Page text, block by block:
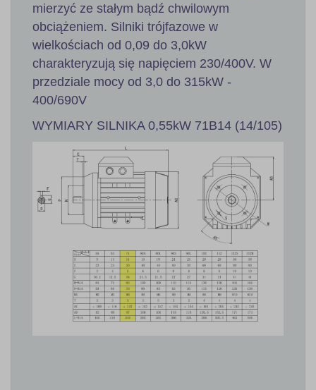
mierzyć ze stałym bądź chwilowym
obciążeniem. Silniki trójfazowe w
wielkościach od 0,09 do 3,0kW
charakteryzują się napięciem 230/400V. W
przedziale mocy od 3,0 do 315kW -
400/690V
WYMIARY SILNIKA 0,55kW 71B14 (14/105)